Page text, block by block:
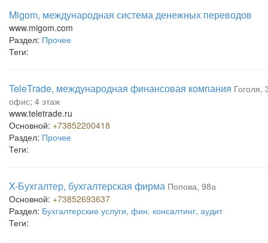
Migom, международная система денежных переводов
www.migom.com
Раздел: Прочее
Теги:
TeleTrade, международная финансовая компания Гоголя,
офис; 4 этаж
www.teletrade.ru
Основной: +73852200418
Раздел: Прочее
Теги:
X-Бухгалтер, бухгалтерская фирма Попова, 98а
Основной: +73852693637
Раздел: Бухгалтерские услуги, фин. консалтинг, аудит
Теги: